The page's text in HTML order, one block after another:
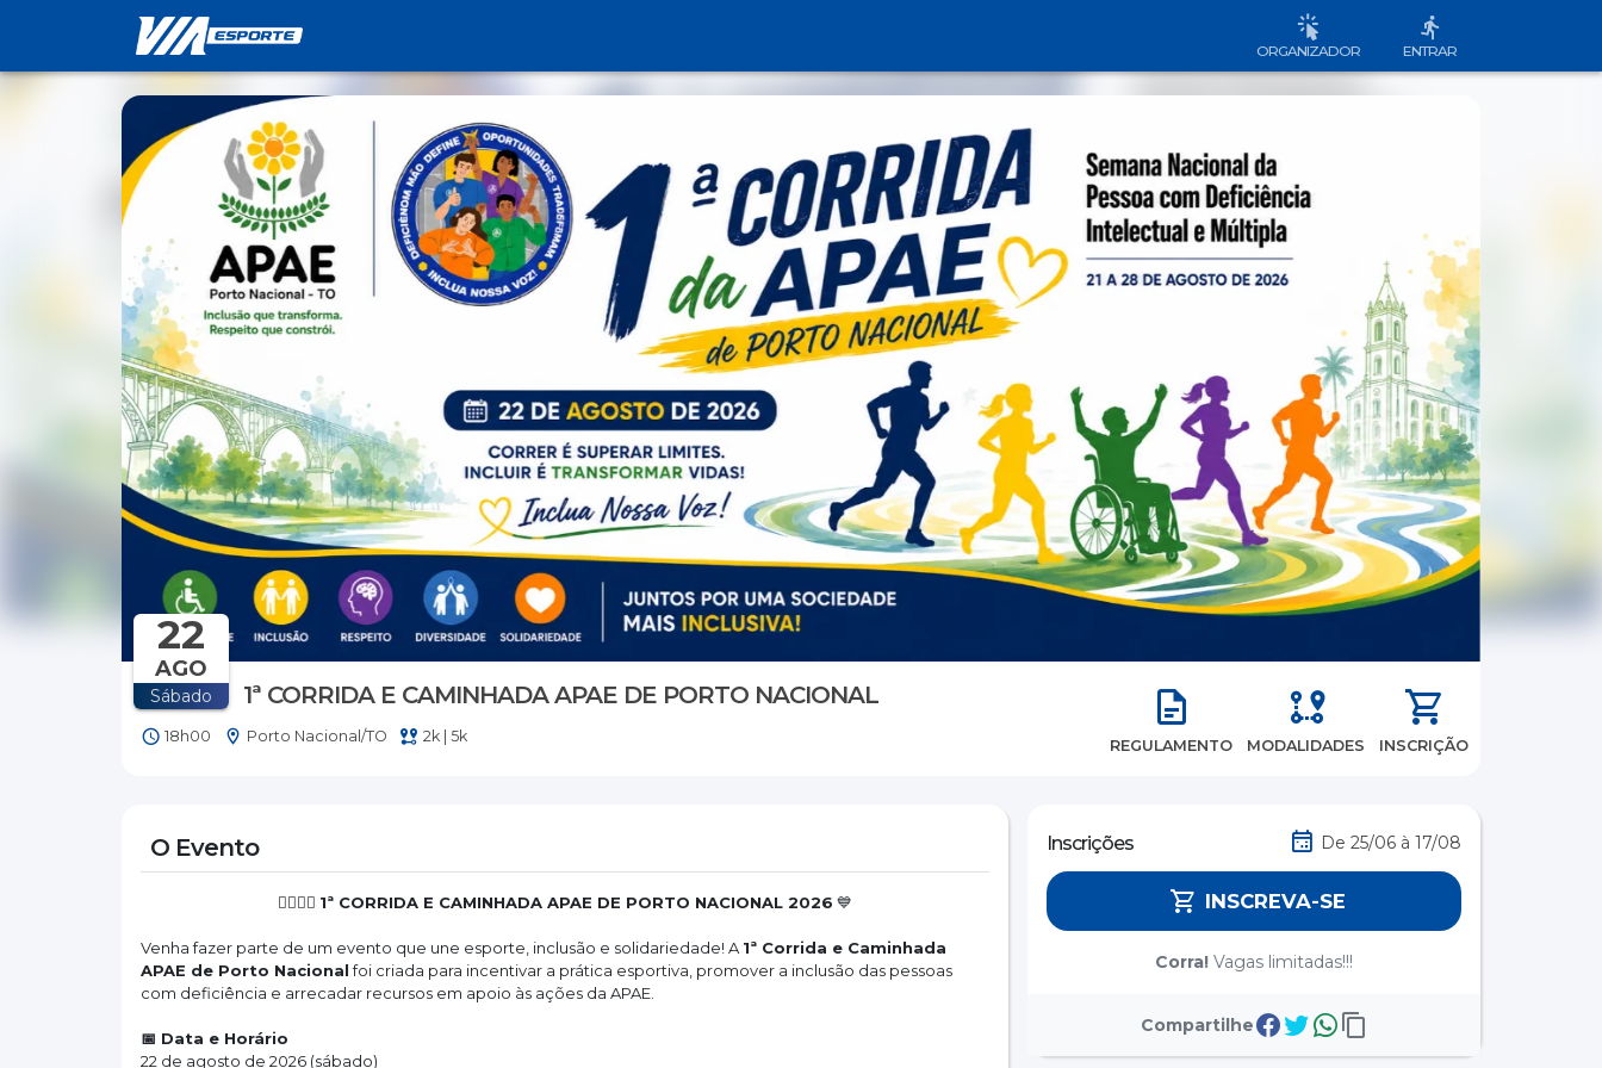
ORGANIZADOR ENTRAR
22
AGO
Sábado 1ª CORRIDA E CAMINHADA APAE DE PORTO NACIONAL
18h00 Porto Nacional/TO 2k | 5k
REGULAMENTO MODALIDADES INSCRIÇÃO
O Evento
🏃‍♀️🏃‍♂️ 1ª CORRIDA E CAMINHADA APAE DE PORTO NACIONAL 2026 💙
Venha fazer parte de um evento que une esporte, inclusão e solidariedade! A 1ª Corrida e Caminhada
APAE de Porto Nacional foi criada para incentivar a prática esportiva, promover a inclusão das pessoas
com deficiência e arrecadar recursos em apoio às ações da APAE.
📅 Data e Horário
22 de agosto de 2026 (sábado)
Inscrições De 25/06 à 17/08
INSCREVA-SE
Corra! Vagas limitadas!!!
Compartilhe